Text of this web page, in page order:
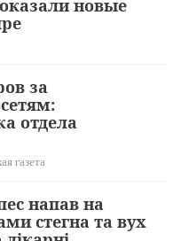
новые
за
отдела
газета
напав на
стегна та вух